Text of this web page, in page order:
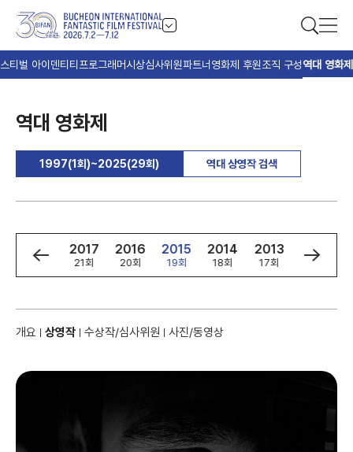
티벌 아이덴티티 프로그래머시상심사위원파트너 영화제 후원조직 구성역대 영화제
역대 영화제
1997(1회)~2025(29회) 역대 상영작 검색
2018
22회
2017
21회
2016
20회
2015
19회
2014
18회
2013
17회
2012
16회
개요 상영작 수상작/심사위원 사진/동영상